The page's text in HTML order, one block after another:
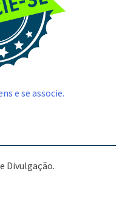
e se associe.
Divulgação.